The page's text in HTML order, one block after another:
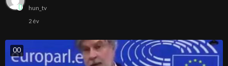
hun_tv
2 év
00